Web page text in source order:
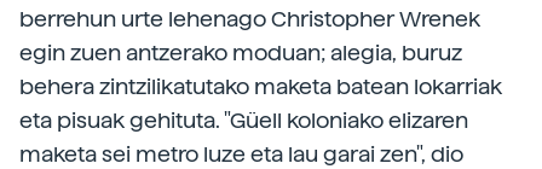
berrehun urte lehenago Christopher Wrenek
egin zuen antzerako moduan; alegia, buruz
behera zintzilikatutako maketa batean lokarriak
eta pisuak gehituta. "Güell koloniako elizaren
maketa sei metro luze eta lau garai zen", dio